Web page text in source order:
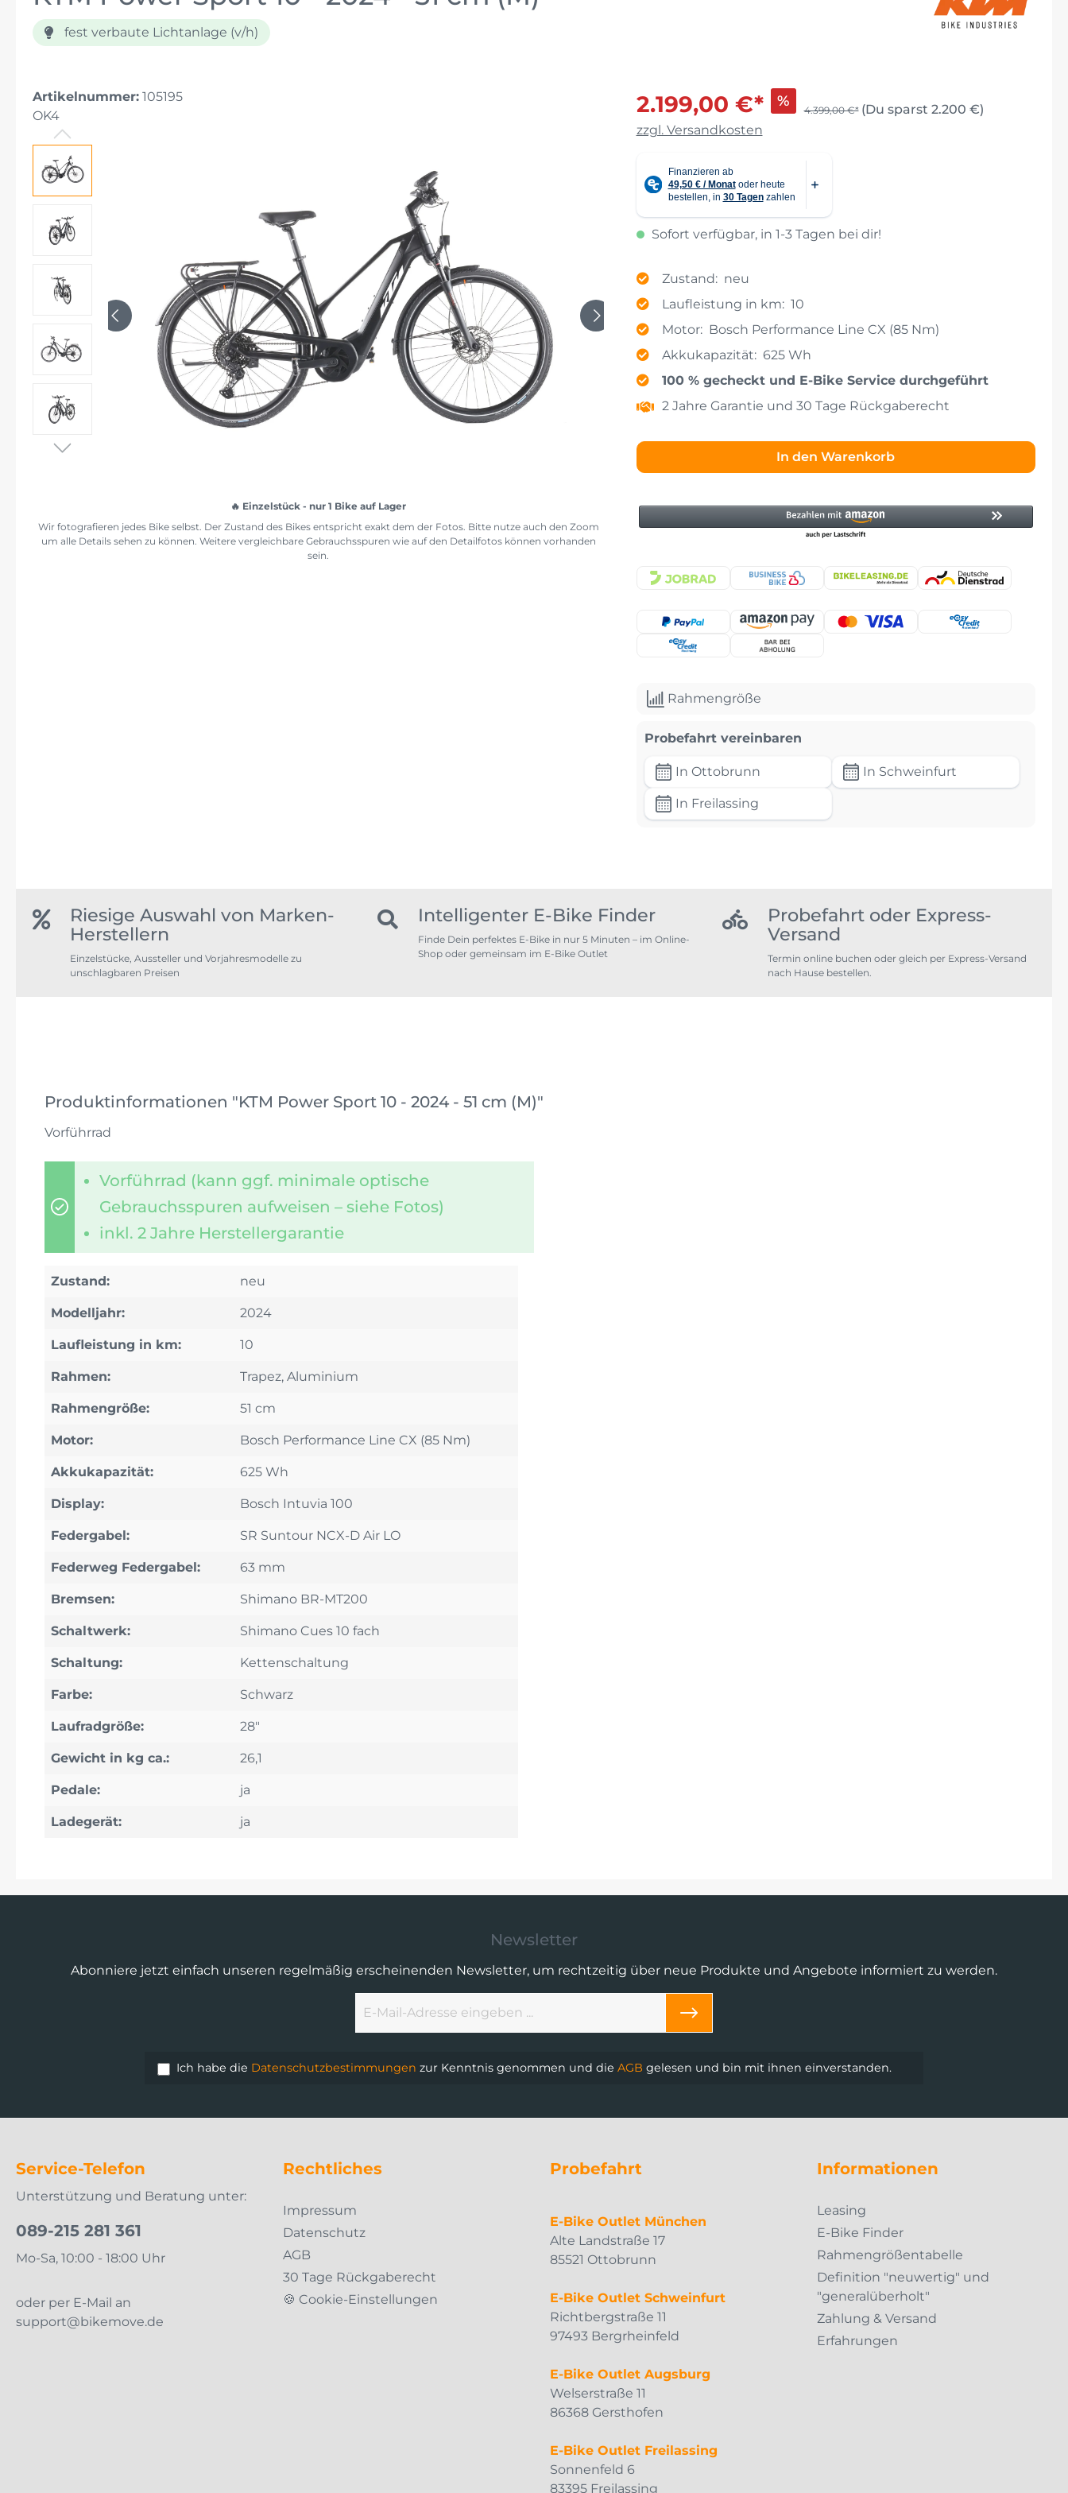
E-Bikes für Senioren
fest verbaute Lichtanlage (v/h)
Artikelnummer: 105195
OK4
Einzelstück - nur 1 Bike auf Lager
Wir fotografieren jedes Bike selbst. Der Zustand des Bikes entspricht exakt dem der Fotos. Bitte nutze auch den Zoom
um alle Details sehen zu können. Weitere vergleichbare Gebrauchsspuren wie auf den Detailfotos können vorhanden
sein.
2.199,00 €* %
4.399,00 €* (Du sparst 2.200 €)
zzgl. Versandkosten
Sofort verfügbar, in 1-3 Tagen bei dir!
Zustand: neu
Laufleistung in km: 10
Motor: Bosch Performance Line CX (85 Nm)
Akkukapazität: 625 Wh
100 % gecheckt und E-Bike Service durchgeführt
2 Jahre Garantie und 30 Tage Rückgaberecht
In den Warenkorb
Rahmengröße
Probefahrt vereinbaren
In Ottobrunn In Schweinfurt
In Freilassing
Riesige Auswahl von Marken-
Herstellern
Einzelstücke, Aussteller und Vorjahresmodelle zu
unschlagbaren Preisen
Intelligenter E-Bike Finder
Finde Dein perfektes E-Bike in nur 5 Minuten – im Online-
Shop oder gemeinsam im E-Bike Outlet
Probefahrt oder Express-
Versand
Termin online buchen oder gleich per Express-Versand
nach Hause bestellen.
Produktinformationen "KTM Power Sport 10 - 2024 - 51 cm (M)"
Vorführrad
Vorführrad (kann ggf. minimale optische
Gebrauchsspuren aufweisen – siehe Fotos)
inkl. 2 Jahre Herstellergarantie
Zustand: neu
Modelljahr: 2024
Laufleistung in km: 10
Rahmen: Trapez, Aluminium
Rahmengröße: 51 cm
Motor: Bosch Performance Line CX (85 Nm)
Akkukapazität: 625 Wh
Display: Bosch Intuvia 100
Federgabel: SR Suntour NCX-D Air LO
Federweg Federgabel: 63 mm
Bremsen: Shimano BR-MT200
Schaltwerk: Shimano Cues 10 fach
Schaltung: Kettenschaltung
Farbe: Schwarz
Laufradgröße: 28"
Gewicht in kg ca.: 26,1
Pedale: ja
Ladegerät: ja
Newsletter
Abonniere jetzt einfach unseren regelmäßig erscheinenden Newsletter, um rechtzeitig über neue Produkte und Angebote informiert zu werden.
Ich habe die Datenschutzbestimmungen zur Kenntnis genommen und die AGB gelesen und bin mit ihnen einverstanden.
Service-Telefon
Unterstützung und Beratung unter:
089-215 281 361
Mo-Sa, 10:00 - 18:00 Uhr
oder per E-Mail an
support@bikemove.de
Rechtliches
Impressum
Datenschutz
AGB
30 Tage Rückgaberecht
🍪 Cookie-Einstellungen
Probefahrt
E-Bike Outlet München
Alte Landstraße 17
85521 Ottobrunn
E-Bike Outlet Schweinfurt
Richtbergstraße 11
97493 Bergrheinfeld
E-Bike Outlet Augsburg
Welserstraße 11
86368 Gersthofen
E-Bike Outlet Freilassing
Sonnenfeld 6
83395 Freilassing
Informationen
Leasing
E-Bike Finder
Rahmengrößentabelle
Definition "neuwertig" und
"generalüberholt"
Zahlung & Versand
Erfahrungen